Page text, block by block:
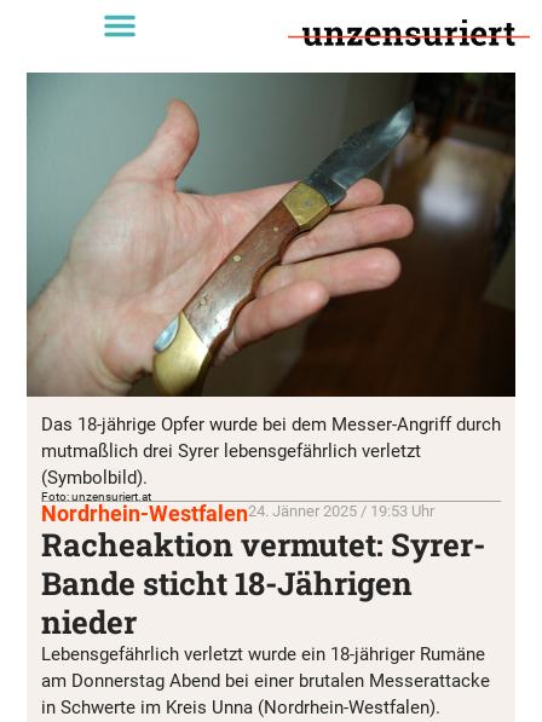
Das 18-jährige Opfer wurde bei dem Messer-Angriff durch
mutmaßlich drei Syrer lebensgefährlich verletzt
(Symbolbild).
Foto: unzensuriert.at
Nordrhein-Westfalen24. Jänner 2025 / 19:53 Uhr
Racheaktion vermutet: Syrer-
Bande sticht 18-Jährigen
nieder
Lebensgefährlich verletzt wurde ein 18-jähriger Rumäne
am Donnerstag Abend bei einer brutalen Messerattacke
in Schwerte im Kreis Unna (Nordrhein-Westfalen).